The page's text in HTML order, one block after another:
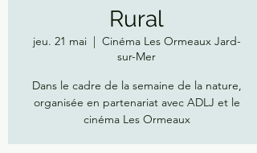
Rural
jeu. 21 mai
  |
Cinéma Les Ormeaux Jard-
sur-Mer
Dans le cadre de la semaine de la nature,
organisée en partenariat avec ADLJ et le
cinéma Les Ormeaux